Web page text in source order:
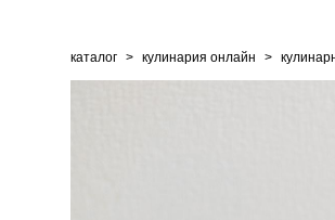
каталог > кулинария онлайн >